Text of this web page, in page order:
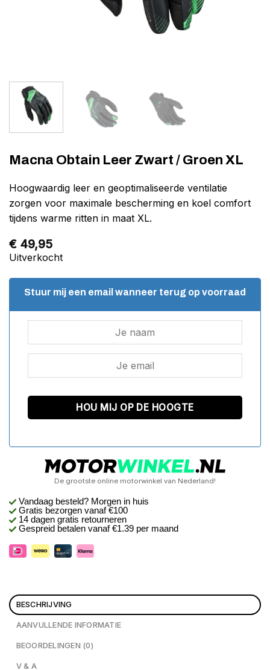
Macna Obtain Leer Zwart / Groen XL
Hoogwaardig leer en geoptimaliseerde ventilatie
zorgen voor maximale bescherming en koel comfort
tijdens warme ritten in maat XL.
€ 49,95
Uitverkocht
Stuur mij een email wanneer terug op voorraad
De grootste online motorwinkel van Nederland!
Vandaag besteld? Morgen in huis
Gratis bezorgen vanaf €100
14 dagen gratis retourneren
Gespreid betalen vanaf €1.39 per maand
BESCHRIJVING
AANVULLENDE INFORMATIE
BEOORDELINGEN (0)
V & A